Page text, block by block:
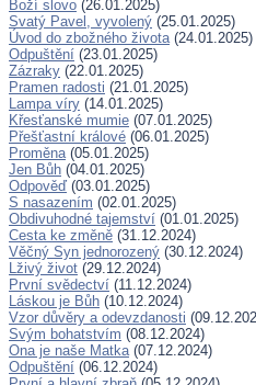
Boží slovo (26.01.2025)
Svatý Pavel, vyvolený (25.01.2025)
Úvod do zbožného života(24.01.2025)
Odpuštění (23.01.2025)
Zázraky (22.01.2025)
Pramen radosti (21.01.2025)
Lampa víry (14.01.2025)
Křesťanské mumie (07.01.2025)
Přešťastní králové (06.01.2025)
Proměna(05.01.2025)
Jen Bůh (04.01.2025)
Odpověď (03.01.2025)
S nasazením (02.01.2025)
Obdivuhodné tajemství (01.01.2025)
Cesta ke změně (31.12.2024)
Věčný Syn jednorozený (30.12.2024)
Lživý život (29.12.2024)
První svědectví (11.12.2024)
Láskou je Bůh (10.12.2024)
Vzor důvěry a odevzdanosti
Svým bohatstvím (08.12.2024)
Ona je naše Matka(07.12.2024)
Odpuštění (06.12.2024)